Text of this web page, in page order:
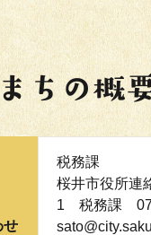
せ
税務課
桜井市役所連
1 税務課